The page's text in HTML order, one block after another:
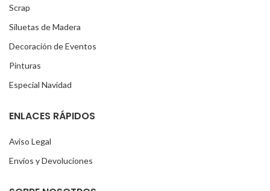
Scrap
Siluetas de Madera
Decoración de Eventos
Pinturas
Especial Navidad
ENLACES RÁPIDOS
Aviso Legal
Envíos y Devoluciones